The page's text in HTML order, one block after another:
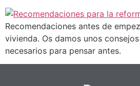
Recomendaciones antes de
vivienda. Os damos unos
necesarios para pensar antes.